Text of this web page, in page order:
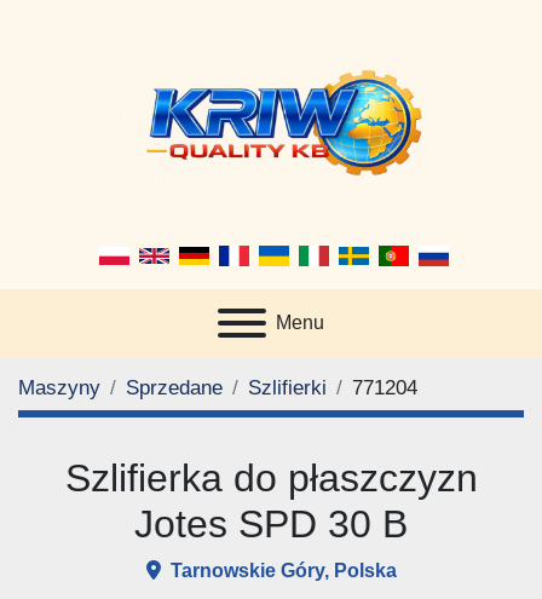
Menu
Maszyny Sprzedane Szlifierki 771204
Szlifierka do płaszczyzn
Jotes SPD 30 B
Tarnowskie Góry, Polska